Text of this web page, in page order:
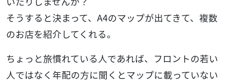
そうすると決まって、A4のマップが出てきて、複数
のお店を紹介してくれる。
ちょっと旅慣れている人であれば、フロントの若い
人ではなく年配の方に聞くとマップに載っていない